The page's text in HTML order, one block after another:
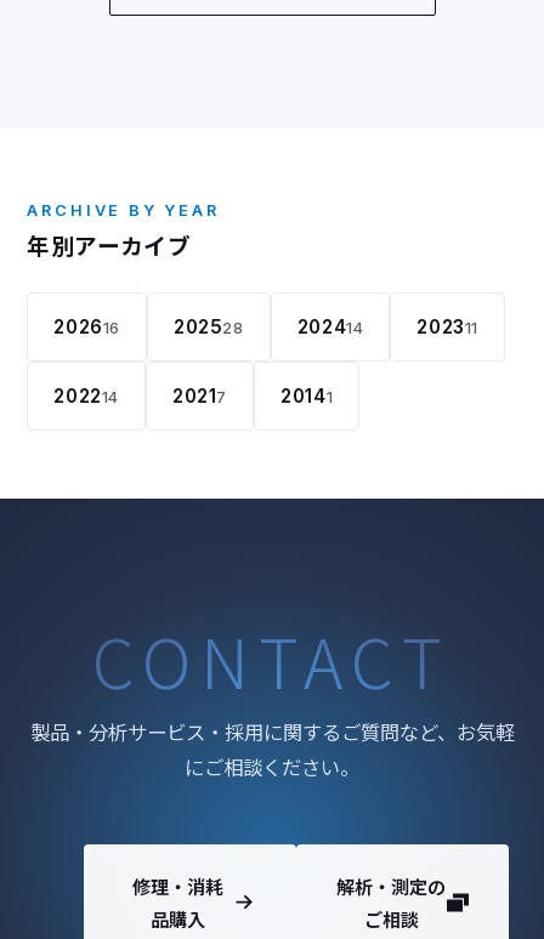
ARCHIVE BY YEAR
年別アーカイブ
202616 202528 202414 202311
202214 2021 7 20141
CONTACT
製品・分析サービス・採用に関するご質問など、お気軽
にご相談ください。
修理・消耗
品購入
解析・測定の
ご相談